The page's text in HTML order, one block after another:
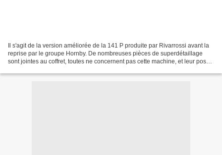
Il s'agit de la version améliorée de la 141 P produite par Rivarrossi avant la
reprise par le groupe Hornby. De nombreuses pièces de superdétaillage
sont jointes au coffret, toutes ne concernent pas cette machine, et leur pose